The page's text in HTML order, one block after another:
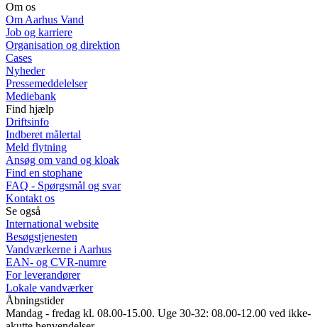
Om os
Om Aarhus Vand
Job og karriere
Organisation og direktion
Cases
Nyheder
Pressemeddelelser
Mediebank
Find hjælp
Driftsinfo
Indberet målertal
Meld flytning
Ansøg om vand og kloak
Find en stophane
FAQ - Spørgsmål og svar
Kontakt os
Se også
International website
Besøgstjenesten
Vandværkerne i Aarhus
EAN- og CVR-numre
For leverandører
Lokale vandværker
Åbningstider
Mandag - fredag kl. 08.00-15.00. Uge 30-32: 08.00-12.00 ved ikke-